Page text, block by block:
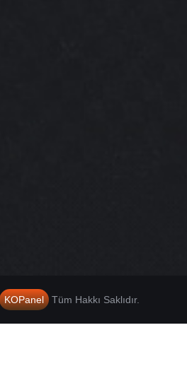
KOPanel Tüm Hakkı Saklıdır.